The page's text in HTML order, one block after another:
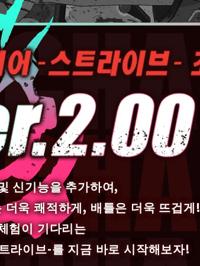
신기능을 추가하여,
더욱 쾌적하게, 배틀은 더욱 뜨겁게!
험이 기다리는
라이브-를 지금 바로 시작해보자!